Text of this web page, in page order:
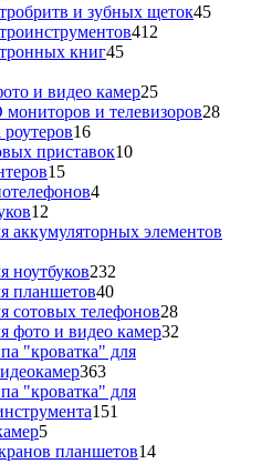
товарови зубных щеток4545
412
книг4545
и видео камер2525
товаров
и телевизоров2828
1616
товаров
приставок1010
1515
товаров
44
12
товаров
аккумуляторных элементов
ноутбуков232
планшетов4040
товаров
сотовых телефонов2828
товаров
фото и видео камер32
"кроватка" для
363363
товара
"кроватка" для
151
55
товаров
планшетов1414